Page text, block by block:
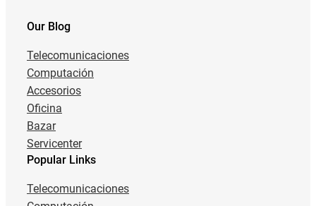
Our Blog
Telecomunicaciones
Computación
Accesorios
Oficina
Bazar
Servicenter
Popular Links
Telecomunicaciones